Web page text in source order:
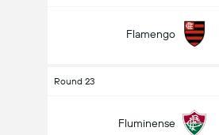
Flamengo
Round 23
Fluminense